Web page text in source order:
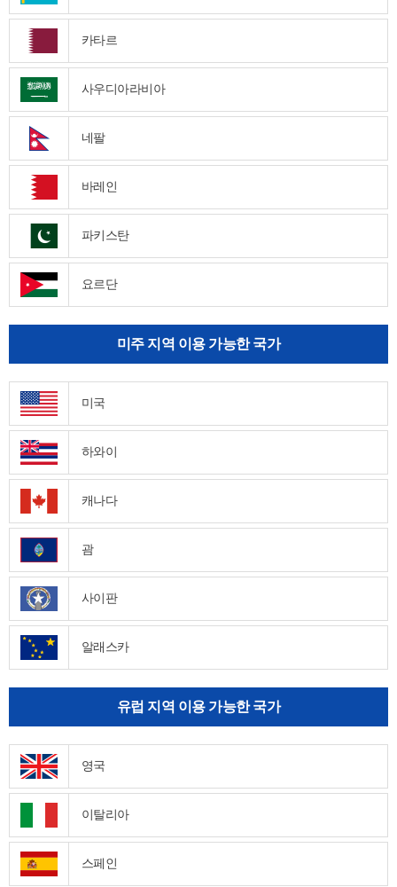
카타르
사우디아라비아
네팔
바레인
파키스탄
요르단
미주 지역 이용 가능한 국가
미국
하와이
캐나다
괌
사이판
알래스카
유럽 지역 이용 가능한 국가
영국
이탈리아
스페인